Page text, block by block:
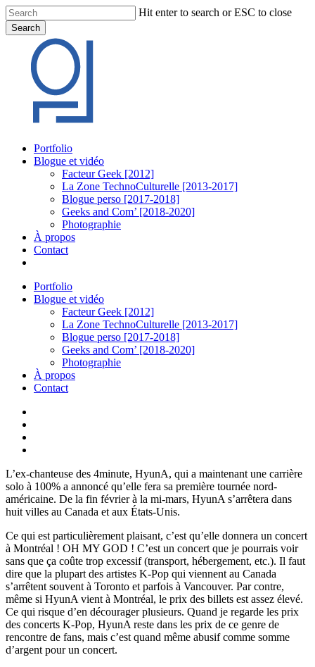
Skip
to
main
content
Hit enter to search or ESC to close
Search
Search
Menu
Portfolio
Blogue et vidéo
Facteur Geek [2012]
La Zone TechnoCulturelle [2013-2017]
Blogue perso [2017-2018]
Geeks and Com’ [2018-2020]
Photographie
À propos
Contact
Portfolio
Blogue et vidéo
Facteur Geek [2012]
La Zone TechnoCulturelle [2013-2017]
Blogue perso [2017-2018]
Geeks and Com’ [2018-2020]
Photographie
À propos
Contact
L’ex-chanteuse des 4minute, HyunA, qui a maintenant une carrière
solo à 100% a annoncé qu’elle fera sa première tournée nord-
américaine. De la fin février à la mi-mars, HyunA s’arrêtera dans
huit villes au Canada et aux États-Unis.
Ce qui est particulièrement plaisant, c’est qu’elle donnera un concert
à Montréal ! OH MY GOD ! C’est un concert que je pourrais voir
sans que ça coûte trop excessif (transport, hébergement, etc.). Il faut
dire que la plupart des artistes K-Pop qui viennent au Canada
s’arrêtent souvent à Toronto et parfois à Vancouver. Par contre,
même si HyunA vient à Montréal, le prix des billets est assez élevé.
Ce qui risque d’en décourager plusieurs. Quand je regarde les prix
des concerts K-Pop, HyunA reste dans les prix de ce genre de
rencontre de fans, mais c’est quand même abusif comme somme
d’argent pour un concert.